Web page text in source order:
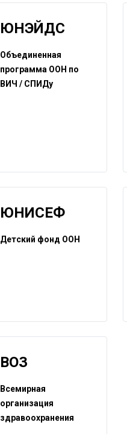
ЮНЭЙДС
Объединенная
программа ООН по
ВИЧ / СПИДу
ЮНИСЕФ
Детский фонд ООН
ВОЗ
Всемирная
организация
здравоохранения